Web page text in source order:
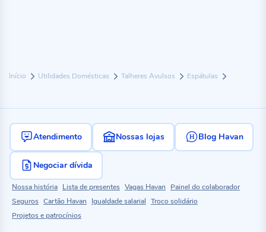
Início Utilidades Domésticas Talheres Avulsos Espátulas
Atendimento Nossas lojas Blog Havan
Negociar dívida
Nossa história Lista de presentes Vagas Havan
Painel do colaborador
Seguros Cartão Havan Igualdade salarial Troco solidário
Projetos e patrocínios